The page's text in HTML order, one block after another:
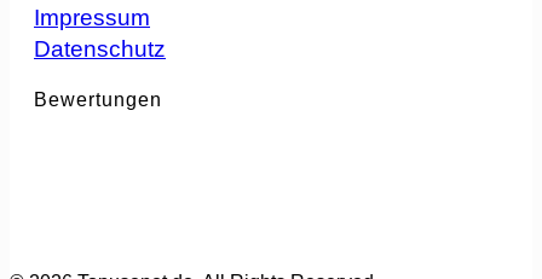
Impressum
Datenschutz
Bewertungen